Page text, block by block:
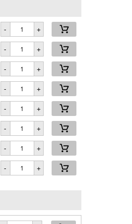
- +
- +
- +
- +
- +
- +
- +
- +